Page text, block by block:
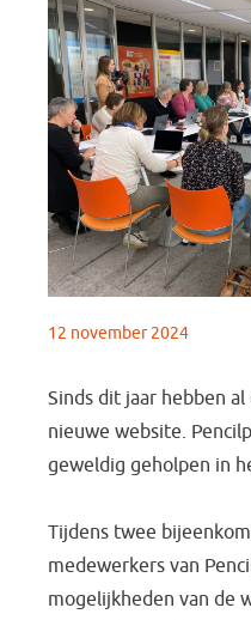
12 november 2024
Sinds dit jaar hebben
nieuwe website.
geweldig geholpen in
Tijdens twee
medewerkers van
mogelijkheden van de